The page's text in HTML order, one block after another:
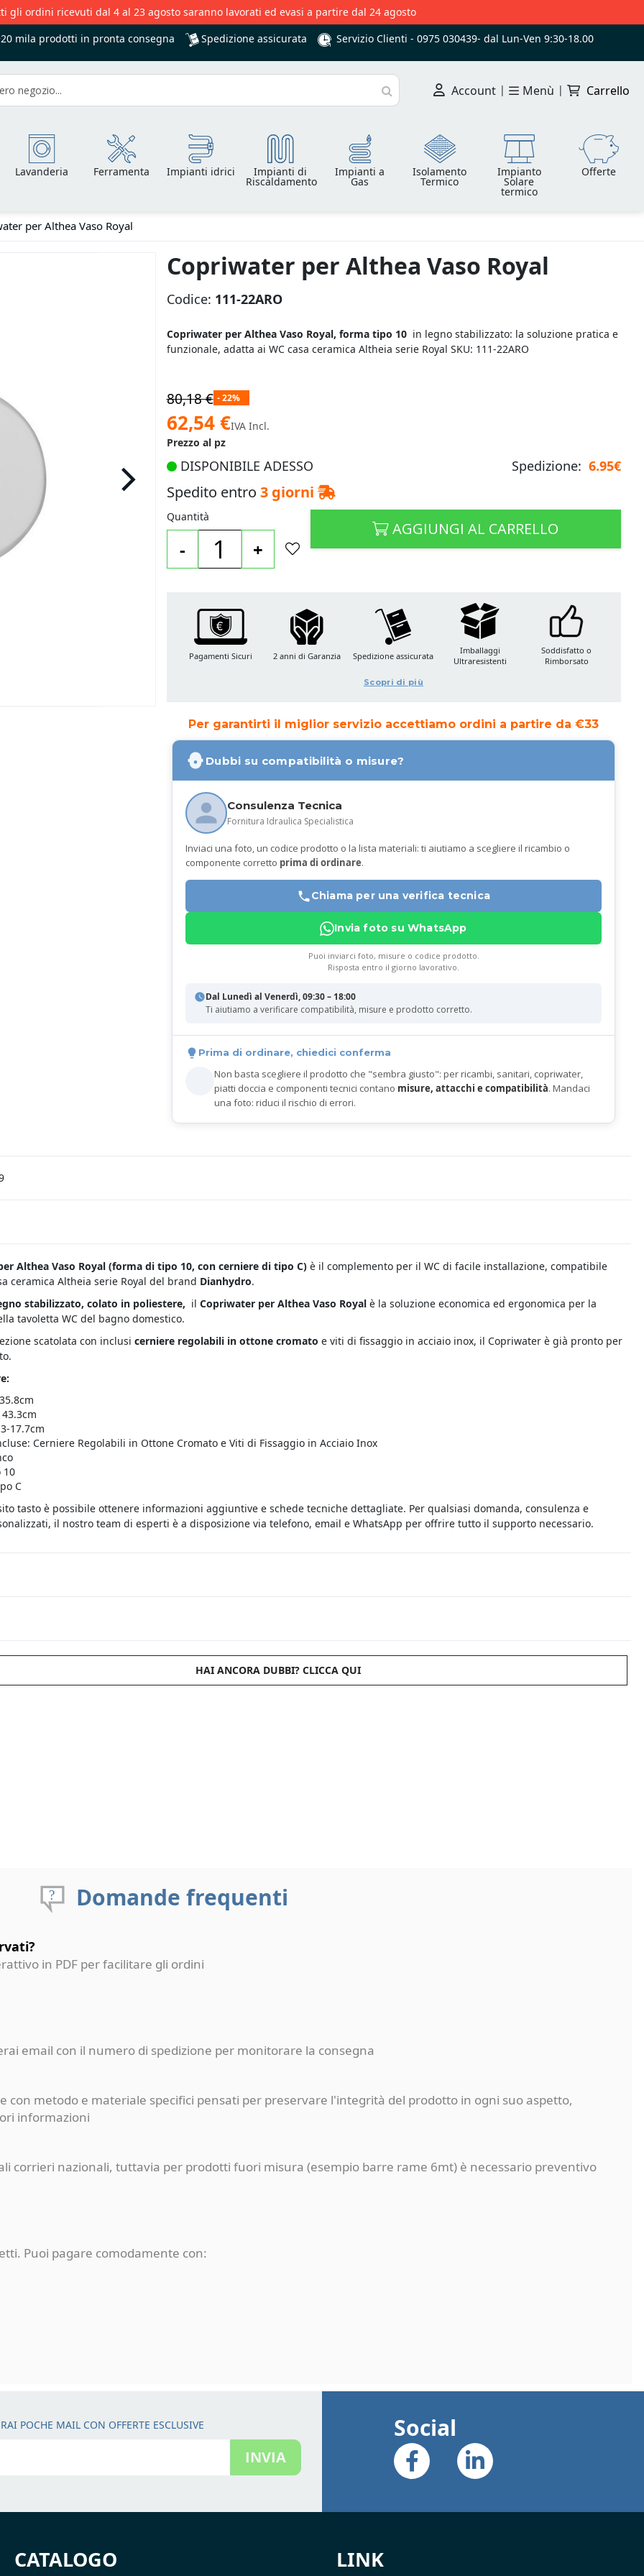
gli ordini ricevuti dal 4 al 23 agosto saranno lavorati ed evasi a partire dal 24 agosto
mila prodotti in pronta consegna Spedizione assicurata Servizio Clienti - 0975 030439- dal Lun-Ven 9:30-18.00
Cerca
Account | Menù | Carrello
Lavanderia Ferramenta Impianti idrici Impianti di
Riscaldamento
Impianti a
Gas
Isolamento
Termico
Impianto
Solare
termico
Offerte
per Althea Vaso Royal
Copriwater per Althea Vaso Royal
Codice: 111-22ARO
Copriwater per Althea Vaso Royal, forma tipo 10 in legno stabilizzato: la soluzione pratica e
funzionale, adatta ai WC casa ceramica Altheia serie Royal SKU: 111-22ARO
80,18 € - 22%
Prezzo
speciale
62,54 €IVA Incl.
Prezzo al pz
DISPONIBILE ADESSO Spedizione: 6.95€
Spedito entro 3 giorni
Quantità
- +
AGGIUNGI AL CARRELLO
Per garantirti il miglior servizio accettiamo ordini a partire da €33
Dubbi su compatibilità o misure?
Consulenza Tecnica
Fornitura Idraulica Specialistica
Inviaci una foto, un codice prodotto o la lista materiali: ti aiutiamo a scegliere il ricambio o
componente corretto prima di ordinare.
Chiama per una verifica tecnica
Invia foto su WhatsApp
Puoi inviarci foto, misure o codice prodotto.
Risposta entro il giorno lavorativo.
Dal Lunedì al Venerdì, 09:30 – 18:00
Ti aiutiamo a verificare compatibilità, misure e prodotto corretto.
Prima di ordinare, chiedici conferma
Non basta scegliere il prodotto che "sembra giusto": per ricambi, sanitari, copriwater,
piatti doccia e componenti tecnici contano misure, attacchi e compatibilità. Mandaci
una foto: riduci il rischio di errori.
Pagamenti Sicuri 2 anni di Garanzia Spedizione assicurata
Imballaggi
Ultraresistenti
Soddisfatto o
Rimborsato
Scopri di più
Althea Vaso Royal (forma di tipo 10, con cerniere di tipo C) è il complemento per il WC di facile installazione, compatibile
ceramica Altheia serie Royal del brand Dianhydro.
stabilizzato, colato in poliestere, il Copriwater per Althea Vaso Royal è la soluzione economica ed ergonomica per la
tavoletta WC del bagno domestico.
scatolata con inclusi cerniere regolabili in ottone cromato e viti di fissaggio in acciaio inox, il Copriwater è già pronto per
17.7cm
Cerniere Regolabili in Ottone Cromato e Viti di Fissaggio in Acciaio Inox
10
C
tasto è possibile ottenere informazioni aggiuntive e schede tecniche dettagliate. Per qualsiasi domanda, consulenza e
il nostro team di esperti è a disposizione via telefono, email e WhatsApp per offrire tutto il supporto necessario.
HAI ANCORA DUBBI? CLICCA QUI
Domande frequenti
in PDF per facilitare gli ordini
email con il numero di spedizione per monitorare la consegna
con metodo e materiale specifici pensati per preservare l'integrità del prodotto in ogni suo aspetto,
informazioni
corrieri nazionali, tuttavia per prodotti fuori misura (esempio barre rame 6mt) è necessario preventivo
Puoi pagare comodamente con:
POCHE MAIL CON OFFERTE ESCLUSIVE
INVIA
Social
CATALOGO LINK